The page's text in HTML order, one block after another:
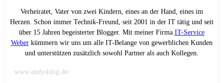
Verheiratet, Vater von zwei Kindern, eines an der Hand, eines im
Herzen. Schon immer Technik-Freund, seit 2001 in der IT tätig und seit
über 15 Jahren begeisterter Blogger. Mit meiner Firma IT-Service
Weberkümmern wir uns um alle IT-Belange von gewerblichen Kunden
und unterstützen zusätzlich sowohl Partner als auch Kollegen.
www.andysblog.de/